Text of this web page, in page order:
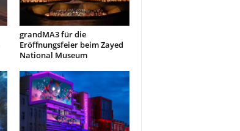
grandMA3 für die
Eröffnungsfeier beim Zayed
National Museum